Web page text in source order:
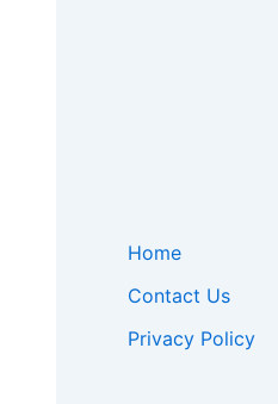
Home
Contact Us
Privacy Policy